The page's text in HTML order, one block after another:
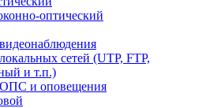
оптический
сетей (UTP, FTP,
и т.п.)
ОПС и оповещения